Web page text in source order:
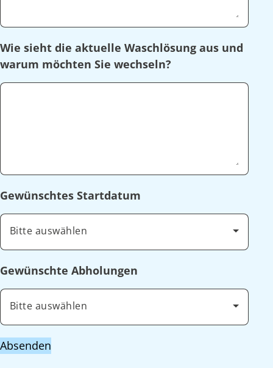
Wie sieht die aktuelle Waschlösung aus und
warum möchten Sie wechseln?
Gewünschtes Startdatum
Bitte auswählen
Gewünschte Abholungen
Bitte auswählen
Absenden